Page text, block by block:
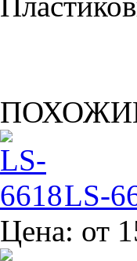
LS-
Цена: от